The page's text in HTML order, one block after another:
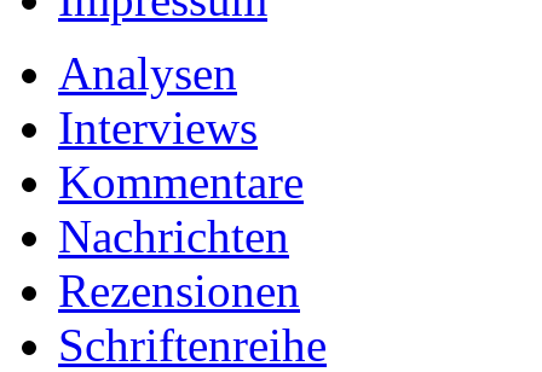
Analysen
Interviews
Kommentare
Nachrichten
Rezensionen
Schriftenreihe